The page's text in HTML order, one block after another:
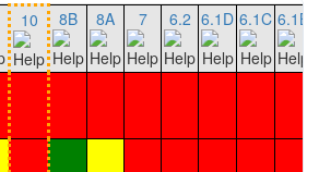
10 8B 8A 7 6.2 6.1D 6.1C 6.1B